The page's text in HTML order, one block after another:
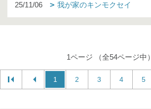
25/11/06 我が家のキンモクセイ
1ページ （全54ページ中）
1 2 3 4 5